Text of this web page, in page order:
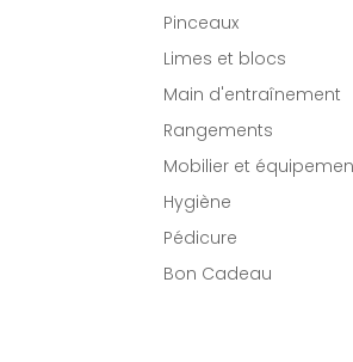
Pinceaux
Limes et blocs
Main d'entraînement
Rangements
Mobilier et
Hygiène
Pédicure
Bon Cadeau